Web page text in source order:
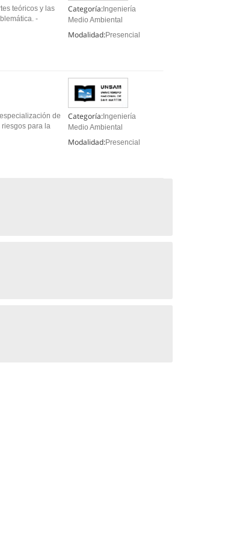
Categoría: Ingeniería
Medio Ambiental
Modalidad:Presencial
teóricos y las
-
Categoría: Ingeniería
Medio Ambiental
Modalidad:Presencial
de
para la